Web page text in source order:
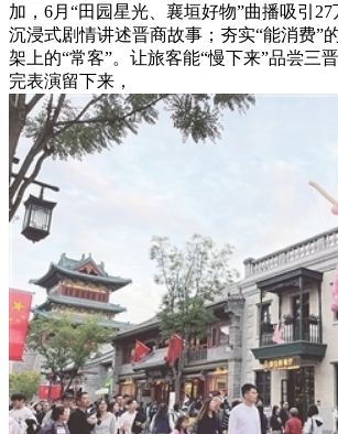
加，6月“田园星光、襄垣好物”曲播吸引
沉浸式剧情讲述晋商故事；夯实“能消费”
架上的“常客”。让旅客能“慢下来”品尝三
完表演留下来，